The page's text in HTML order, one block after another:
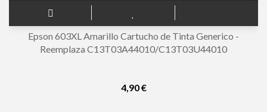
Epson 603XL Amarillo Cartucho de Tinta Generico -
Reemplaza C13T03A44010/C13T03U44010
4,90 €